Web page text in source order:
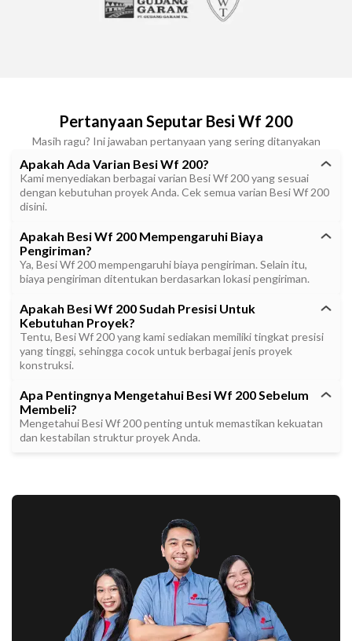
Pertanyaan Seputar Besi Wf 200
Masih ragu? Ini jawaban pertanyaan yang sering ditanyakan
Apakah Ada Varian Besi Wf 200?
Kami menyediakan berbagai varian Besi Wf 200 yang sesuai
dengan kebutuhan proyek Anda. Cek semua varian Besi Wf 200
disini.
Apakah Besi Wf 200 Mempengaruhi Biaya
Pengiriman?
Ya, Besi Wf 200 mempengaruhi biaya pengiriman. Selain itu,
biaya pengiriman ditentukan berdasarkan lokasi pengiriman.
Apakah Besi Wf 200 Sudah Presisi Untuk
Kebutuhan Proyek?
Tentu, Besi Wf 200 yang kami sediakan memiliki tingkat presisi
yang tinggi, sehingga cocok untuk berbagai jenis proyek
konstruksi.
Apa Pentingnya Mengetahui Besi Wf 200 Sebelum
Membeli?
Mengetahui Besi Wf 200 penting untuk memastikan kekuatan
dan kestabilan struktur proyek Anda.